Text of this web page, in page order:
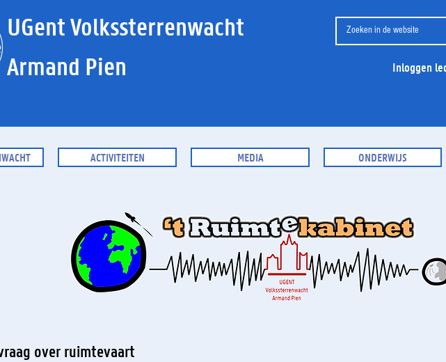
UGent Volkssterrenwacht
Armand Pien
Inloggen
ACTIVITEITEN MEDIA ONDERWIJS
over ruimtevaart